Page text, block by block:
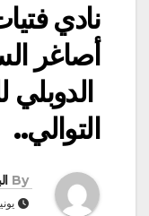
نادي
أصاغر
التوالي..
By
يونيو 4,